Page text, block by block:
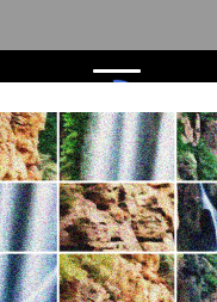
О
Помощь
Карта